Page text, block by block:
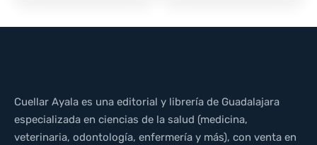
Cuellar Ayala es una editorial y librería de Guadalajara
especializada en ciencias de la salud (medicina,
veterinaria, odontología, enfermería y más), con venta en